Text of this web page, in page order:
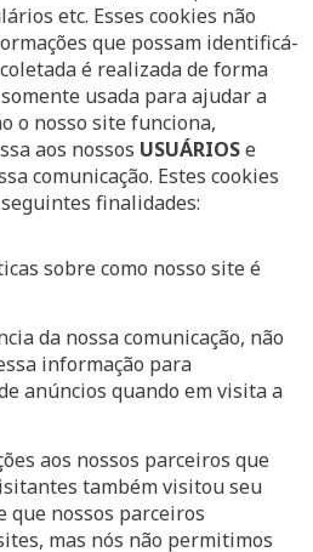
etc. Esses cookies não
que possam identificá-
é realizada de forma
usada para ajudar a
o nosso site funciona,
aos nossos USUÁRIOSe
comunicação. Estes cookies
finalidades:
sobre como nosso site é
da nossa comunicação, não
informação para
anúncios quando em visita a
aos nossos parceiros que
também visitou seu
que nossos parceiros
mas nós não permitimos